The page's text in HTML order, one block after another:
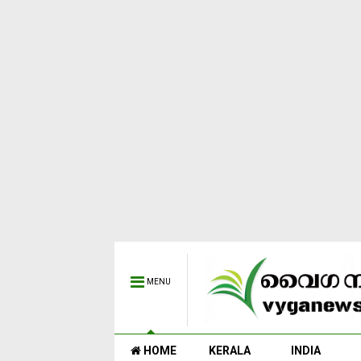
MENU
HOME KERALA INDIA